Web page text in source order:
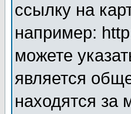
ссылку на
например:
можете
является
находятся за